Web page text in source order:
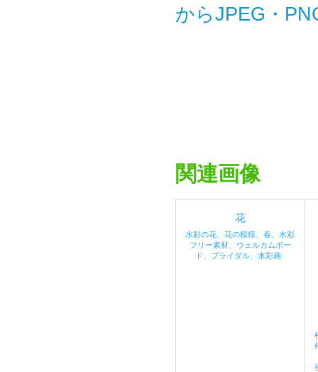
からJPEG・
関連画像
花
水彩の花、花の模様、春、水彩
フリー素材、ウェルカムボー
ド、ブライダル、水彩画